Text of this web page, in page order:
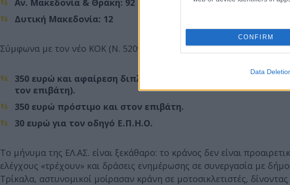
CONFIRM
Data
Αν. Μακεδονία & Θράκη: 92
Δυτική Μακεδονία: 12
Σύμφωνα με τον νέο ΚΟΚ (Ν. 5209/2025) οι ποινές είναι «καμπάνα»:
350 ευρώ και αφαίρεση διπλώματος για 30 μέρες στον
τον επιβάτη).
350 ευρώ πρόστιμο και στον επιβάτη.
30 ευρώ για τον οδηγό Ε.Π.Η.Ο.
Το μήνυμα της ΕΛ.ΑΣ. είναι ξεκάθαρο: το κράνος δεν είναι
ελέγχους «τρέχουν» και δράσεις ενημέρωσης σε συνεργασία με
Τρίκαλα, αστυνομικοί μοίρασαν κράνη σε μοτοσικλετιστές,